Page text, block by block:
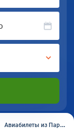
Авиабилеты из Парижа в Казань